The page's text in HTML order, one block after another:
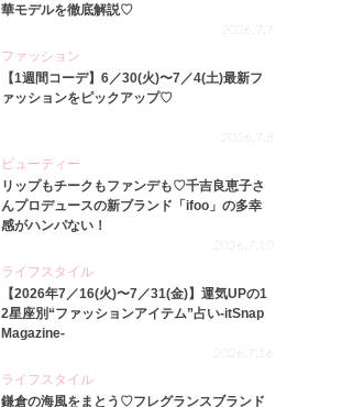
華モデルを徹底解説♡
2026.7.7
ファッション
【1週間コーデ】6／30(火)〜7／4(土)最新フ
ァッションをピックアップ♡
2026.7.8
ビューティー
リップもチークもファンデも♡千吉良恵子さ
んプロデュースの新ブランド「ifoo」の多幸
感がハンパない！
2026.7.10
ライフスタイル
【2026年7／16(火)〜7／31(金)】運気UPの1
2星座別“ファッションアイテム”占い-itSnap
Magazine-
2026.7.16
ライフスタイル
鎌倉の海風をまとう♡フレグランスブランド